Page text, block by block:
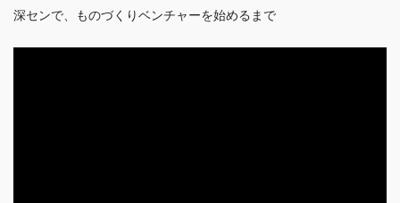
深センで、ものづくりベンチャーを始めるまで